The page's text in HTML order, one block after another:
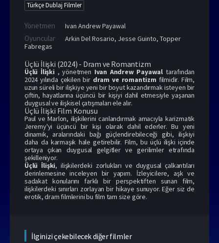
Türkçe Dublaj Filmler
Yönetmen Ivan Andrew Payawal
Oyuncular Arkin Del Rosario, Jesse Guinto, Topper
Fabregas
Üçlü İlişki (2024) - Dram ve Romantizm
Üçlü İlişki , yönetmen Ivan Andrew Payawal tarafından
2024 yılında çekilen bir dram ve romantizm filmidir. Film,
uzun süreli bir ilişkiye yeni bir boyut kazandırmak isteyen bir
çiftin, hayatlarına üçüncü bir kişiyi dahil etmesiyle yaşanan
duygusal ve ilişkisel çatışmaları ele alır.
Üçlü İlişki Film Konusu
Paul ve Marlon, ilişkilerini canlandırmak amacıyla karizmatik
Jeremy'yi üçüncü bir kişi olarak dahil ederler. Bu yeni
dinamik, aralarındaki bağı güçlendirebileceği gibi, ilişkiyi
daha da karmaşık hale getirebilir. Film, bu üçlü ilişki içinde
ortaya çıkan duygusal gelgitler ve gerilimler etrafında
şekilleniyor.
Üçlü İlişki, ilişkilerdeki zorlukları ve duygusal çalkantıları
derinlemesine inceleyen bir yapım. İzleyicilere, aşk ve
sadakat konularını farklı bir perspektiften sunan film,
ilişkilerdeki sınırları zorlayan bir hikaye sunuyor. Eğer siz de
erotik, dram filmlerini bu film tam size göre.
İlginizi çekebilecek diğer filmler